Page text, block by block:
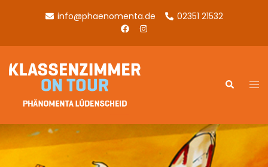
info@phaenomenta.de 02351 21532